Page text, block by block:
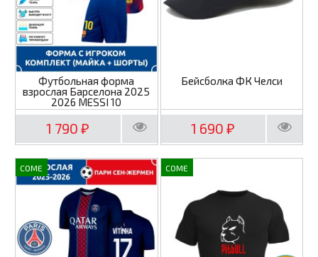
Футбольная форма
взрослая Барселона 2025
2026 MESSI 10
1 790₽
Бейсболка ФК Челси
1 690₽
COME COME